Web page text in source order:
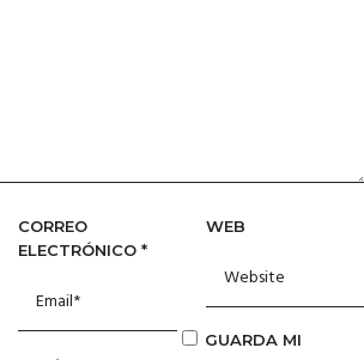
CORREO
ELECTRÓNICO*
WEB
GUARDA MI